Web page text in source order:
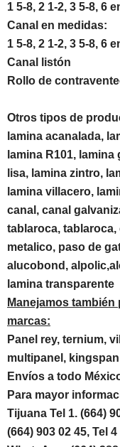
1 5-8, 2 1-2, 3 5-8, 6
Canal en medidas:
1 5-8, 2 1-2, 3 5-8, 6
Canal
listón
Rollo de
Otros tipos de
lamina acanalada,
lamina R101,
lisa, lamina zintro,
lamina villacero,
canal, canal
tablaroca, tablaroca,
metalico, paso de
alucobond, alpolic,
lamina transparente
Manejamos
marcas:
Panel rey, ternium,
multipanel,
Envíos a todo
Para mayor
Tijuana Tel 1. (664)
(664) 903 02 45, Tel